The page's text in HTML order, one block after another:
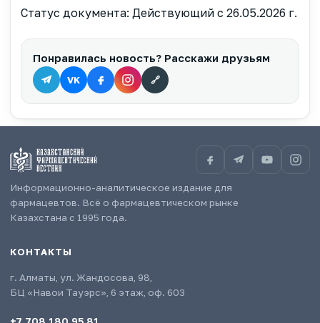
Статус документа: Действующий c 26.05.2026 г.
Понравилась новость? Расскажи друзьям
VK 🔗
Информационно-аналитическое издание для
фармацевтов. Всё о фармацевтическом рынке
Казахстана с 1995 года.
КОНТАКТЫ
г. Алматы, ул. Жандосова, 98,
БЦ «Навои Тауэрс», 6 этаж, оф. 603